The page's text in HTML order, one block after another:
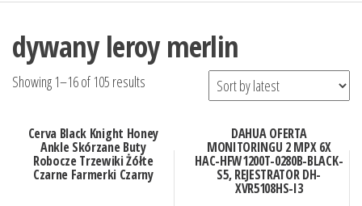
dywany leroy merlin
Showing 1–16 of 105 results
Cerva Black Knight Honey
Ankle Skórzane Buty
Robocze Trzewiki Żółte
Czarne Farmerki Czarny
DAHUA OFERTA
MONITORINGU 2 MPX 6X
HAC-HFW1200T-0280B-BLACK-
S5, REJESTRATOR DH-
XVR5108HS-I3